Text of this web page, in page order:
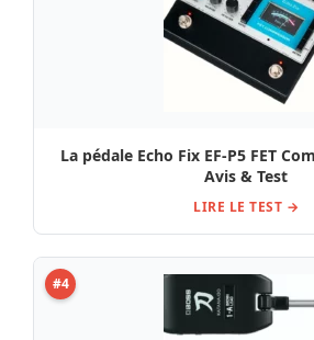
La pédale Echo Fix EF-P5 FET
Avis & Test
LIRE LE TEST →
#4